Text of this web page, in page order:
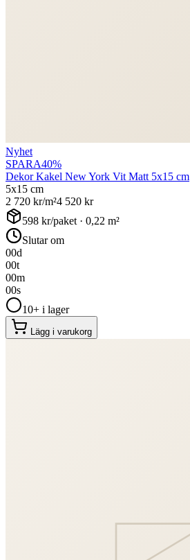
Nyhet
SPARA40%
Dekor Kakel New York Vit Matt 5x15 cm
5x15 cm
2 720 kr/m²4 520 kr
598 kr/paket · 0,22 m²
Slutar om
00d
00t
00m
00s
10+ i lager
Lägg i varukorg